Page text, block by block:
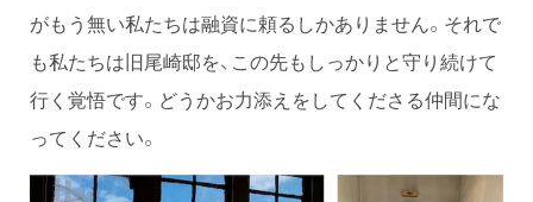
がもう無い私たちは融資に頼るしかありません。それで
も私たちは旧尾崎邸を、この先もしっかりと守り続けて
行く覚悟です。どうかお力添えをしてくださる仲間にな
ってください。